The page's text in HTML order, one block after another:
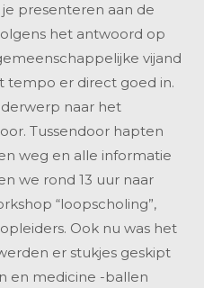
presenteren aan de
het antwoord op
vijand
tempo er direct goed in.
naar het
Tussendoor hapten
weg en alle informatie
we rond 13 uur naar
“loopscholing”,
Ook nu was het
er stukjes geskipt
en medicine -ballen